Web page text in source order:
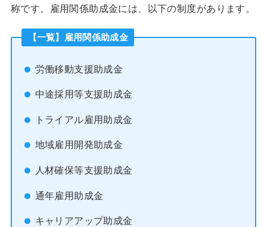
称です。雇用関係助成金には、以下の制度があります。
【一覧】雇用関係助成金
労働移動支援助成金
中途採用等支援助成金
トライアル雇用助成金
地域雇用開発助成金
人材確保等支援助成金
通年雇用助成金
キャリアアップ助成金